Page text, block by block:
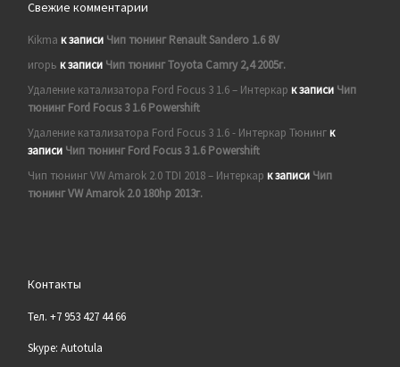
Свежие комментарии
Kikma к записи Чип тюнинг Renault Sandero 1.6 8V
игорь к записи Чип тюнинг Toyota Camry 2,4 2005г.
Удаление катализатора Ford Focus 3 1.6 – Интеркар к записи Чип
тюнинг Ford Focus 3 1.6 Powershift
Удаление катализатора Ford Focus 3 1.6 - Интеркар Тюнингк
записи Чип тюнинг Ford Focus 3 1.6 Powershift
Чип тюнинг VW Amarok 2.0 TDI 2018 – Интеркар к записи Чип
тюнинг VW Amarok 2.0 180hp 2013г.
Контакты
Тел. +7 953 427 44 66
Skype: Autotula